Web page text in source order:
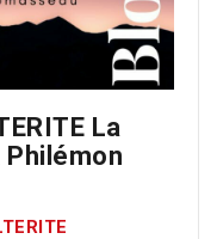
La
Philémon